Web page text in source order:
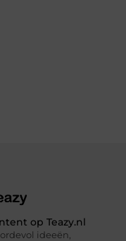
op Teazy.nl
ideeën,